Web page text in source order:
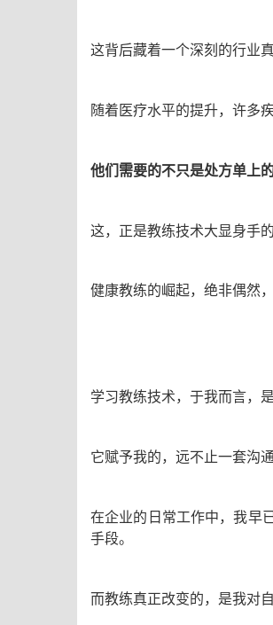
这背后藏着一个深刻的行业真
随着医疗水平的提升，许多
他们需要的不只是处方单上
这，正是教练技术大显身手的
健康教练的崛起，绝非偶然
学习教练技术，于我而言，
它赋予我的，远不止一套沟
在企业的日常工作中，我早
手段。
而教练真正改变的，是我对